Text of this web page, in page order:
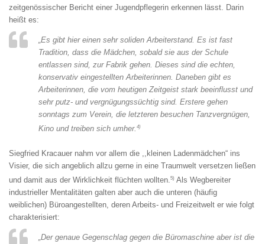
zeitgenössischer Bericht einer Jugendpflegerin erkennen lässt. Darin
heißt es:
„Es gibt hier einen sehr soliden Arbeiterstand. Es ist fast
Tradition, dass die Mädchen, sobald sie aus der Schule
entlassen sind, zur Fabrik gehen. Dieses sind die echten,
konservativ eingestellten Arbeiterinnen. Daneben gibt es
Arbeiterinnen, die vom heutigen Zeitgeist stark beeinflusst und
sehr putz- und vergnügungssüchtig sind. Erstere gehen
sonntags zum Verein, die letzteren besuchen Tanzvergnügen,
Kino und treiben sich umher. 4)
Siegfried Kracauer nahm vor allem die ,,kleinen Ladenmädchen“ ins
Visier, die sich angeblich allzu gerne in eine Traumwelt versetzen ließen
und damit aus der Wirklichkeit flüchten wollten.5) Als Wegbereiter
industrieller Mentalitäten galten aber auch die unteren (häufig
weiblichen) Büroangestellten, deren Arbeits- und Freizeitwelt er wie folgt
charakterisiert:
„Der genaue Gegenschlag gegen die Büromaschine aber ist die